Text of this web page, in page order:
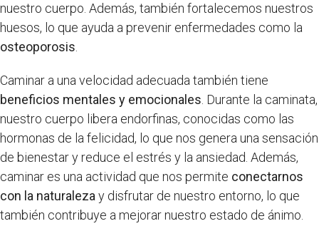
nuestro cuerpo. Además, también fortalecemos nuestros
huesos, lo que ayuda a prevenir enfermedades como la
osteoporosis
Caminar a una velocidad adecuada también tiene
beneficios mentales y emocionales . Durante la caminata,
nuestro cuerpo libera endorfinas, conocidas como las
hormonas de la felicidad, lo que nos genera una sensación
de bienestar y reduce el estrés y la ansiedad. Además,
caminar es una actividad que nos permite conectarnos
con la naturaleza y disfrutar de nuestro entorno, lo que
también contribuye a mejorar nuestro estado de ánimo.